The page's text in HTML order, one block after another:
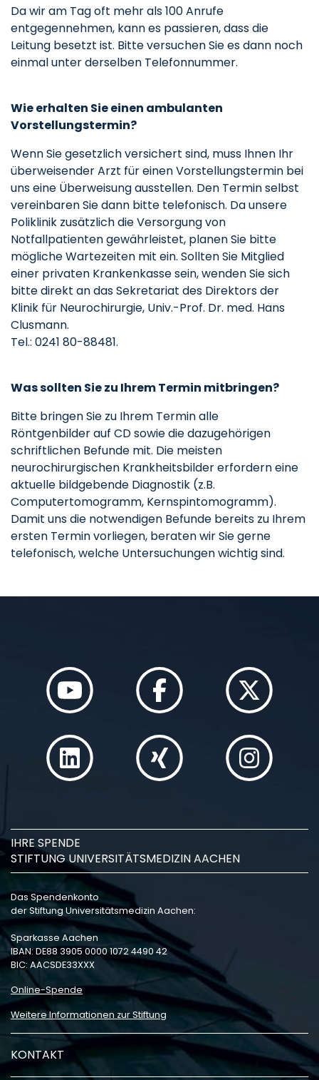
Da wir am Tag oft mehr als 100 Anrufe
entgegennehmen, kann es passieren, dass die
Leitung besetzt ist. Bitte versuchen Sie es dann noch
einmal unter derselben Telefonnummer.
Wie erhalten Sie einen ambulanten
Vorstellungstermin?
Wenn Sie gesetzlich versichert sind, muss Ihnen Ihr
überweisender Arzt für einen Vorstellungstermin bei
uns eine Überweisung ausstellen. Den Termin selbst
vereinbaren Sie dann bitte telefonisch. Da unsere
Poliklinik zusätzlich die Versorgung von
Notfallpatienten gewährleistet, planen Sie bitte
mögliche Wartezeiten mit ein. Sollten Sie Mitglied
einer privaten Krankenkasse sein, wenden Sie sich
bitte direkt an das Sekretariat des Direktors der
Klinik für Neurochirurgie, Univ.-Prof. Dr. med. Hans
Clusmann.
Tel.: 0241 80-88481.
Was sollten Sie zu Ihrem Termin mitbringen?
Bitte bringen Sie zu Ihrem Termin alle
Röntgenbilder auf CD sowie die dazugehörigen
schriftlichen Befunde mit. Die meisten
neurochirurgischen Krankheitsbilder erfordern eine
aktuelle bildgebende Diagnostik (z.B.
Computertomogramm, Kernspintomogramm).
Damit uns die notwendigen Befunde bereits zu Ihrem
ersten Termin vorliegen, beraten wir Sie gerne
telefonisch, welche Untersuchungen wichtig sind.
IHRE SPENDE
STIFTUNG UNIVERSITÄTSMEDIZIN AACHEN
Das Spendenkonto
der Stiftung Universitätsmedizin Aachen:
Sparkasse Aachen
IBAN: DE88 3905 0000 1072 4490 42
BIC: AACSDE33XXX
Online-Spende
Weitere Informationen zur Stiftung
KONTAKT